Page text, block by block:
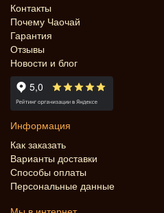
Контакты
Почему Чаочай
Гарантия
Отзывы
Новости и блог
Информация
Как заказать
Варианты доставки
Способы оплаты
Персональные данные